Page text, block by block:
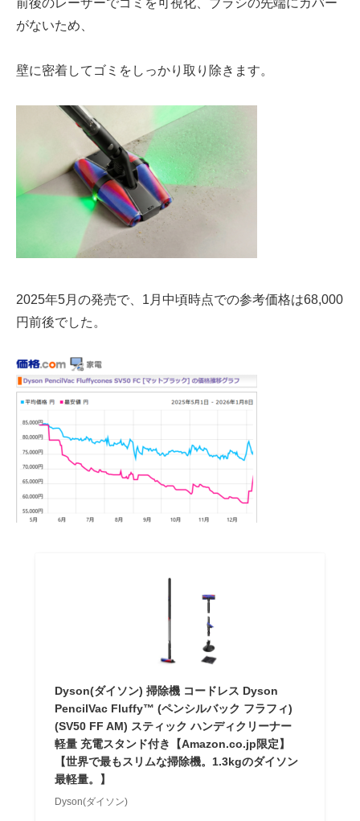
がないため、
壁に密着してゴミをしっかり取り除きます。
2025年5月の発売で、1月中頃時点での参考価格は68,000
円前後でした。
Dyson(ダイソン) 掃除機 コードレス Dyson
PencilVac Fluffy™ (ペンシルバック フラフィ)
(SV50 FF AM) スティック ハンディクリーナー
軽量 充電スタンド付き【Amazon.co.jp限定】
【世界で最もスリムな掃除機。1.3kgのダイソン
最軽量。​】
Dyson(ダイソン)